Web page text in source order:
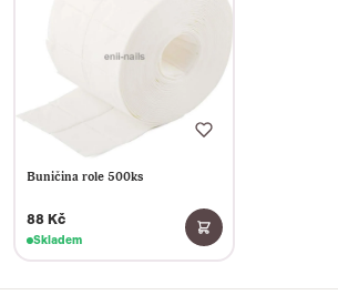
Buničina role 500ks
88 Kč
Skladem